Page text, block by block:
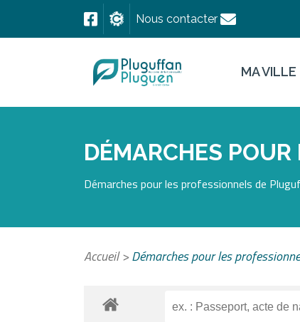
Nous contacter
MA VILLE
DÉMARCHES
Démarches pour les professionnels de
Accueil>Démarches pour les